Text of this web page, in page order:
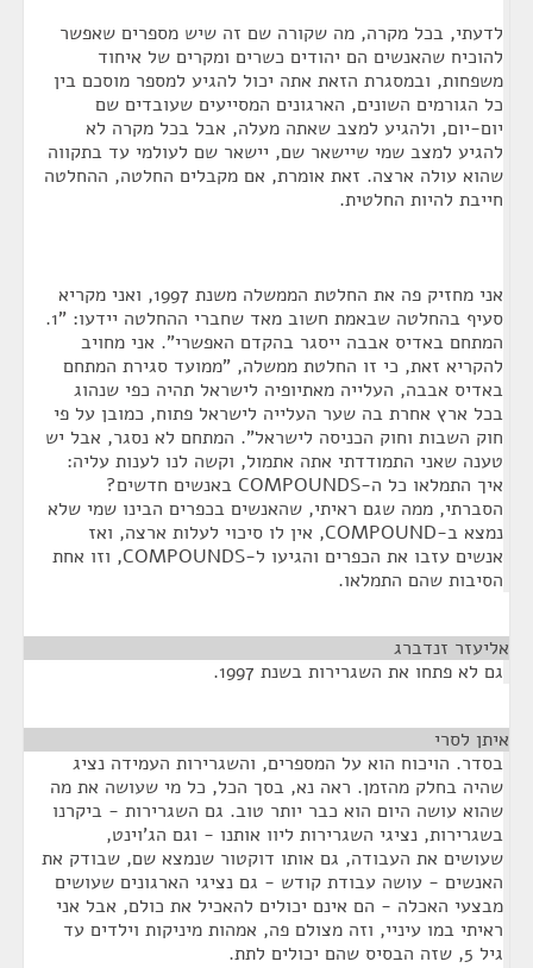
לדעתי, בכל מקרה, מה שקורה שם זה שיש מספרים שאפשר
להוכיח שהאנשים הם יהודים כשרים ומקרים של איחוד
משפחות, ובמסגרת הזאת אתה יכול להגיע למספר מוסכם בין
כל הגורמים השונים, הארגונים המסייעים שעובדים שם
יום-יום, ולהגיע למצב שאתה מעלה, אבל בכל מקרה לא
להגיע למצב שמי שיישאר שם, יישאר שם לעולמי עד בתקווה
שהוא עולה ארצה. זאת אומרת, אם מקבלים החלטה, ההחלטה
חייבת להיות החלטית.
אני מחזיק פה את החלטת הממשלה משנת 1997, ואני מקריא
סעיף בהחלטה שבאמת חשוב מאד שחברי ההחלטה יידעו: "1.
המתחם באדיס אבבה ייסגר בהקדם האפשרי". אני מחויב
להקריא זאת, כי זו החלטת ממשלה, "ממועד סגירת המתחם
באדיס אבבה, העלייה מאתיופיה לישראל תהיה כפי שנהוג
בכל ארץ אחרת בה שער העלייה לישראל פתוח, כמובן על פי
חוק השבות וחוק הכניסה לישראל". המתחם לא נסגר, אבל יש
טענה שאני התמודדתי אתה אתמול, וקשה לנו לענות עליה:
איך התמלאו כל ה-COMPOUNDS באנשים חדשים?
הסברתי, ממה שגם ראיתי, שהאנשים בכפרים הבינו שמי שלא
נמצא ב-COMPOUND, אין לו סיכוי לעלות ארצה, ואז
אנשים עזבו את הכפרים והגיעו ל-COMPOUNDS, וזו אחת
הסיבות שהם התמלאו.
אליעזר זנדברג
גם לא פתחו את השגרירות בשנת 1997.
איתן לסרי
בסדר. הויכוח הוא על המספרים, והשגרירות העמידה נציג
שהיה בחלק מהזמן. ראה נא, בסך הכל, כל מי שעושה את מה
שהוא עושה היום הוא כבר יותר טוב. גם השגרירות - ביקרנו
בשגרירות, נציגי השגרירות ליוו אותנו - וגם הג'וינט,
שעושים את העבודה, גם אותו דוקטור שנמצא שם, שבודק את
האנשים - עושה עבודת קודש - גם נציגי הארגונים שעושים
מבצעי האכלה - הם אינם יכולים להאכיל את כולם, אבל אני
ראיתי במו עיניי, וזה מצולם פה, אמהות מיניקות וילדים עד
גיל 5, שזה הבסיס שהם יכולים לתת.